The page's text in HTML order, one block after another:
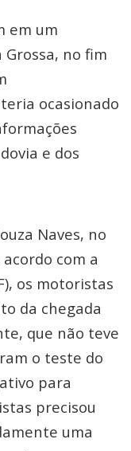
em um
no fim
ocasionado
e dos
Naves, no
com a
os motoristas
da chegada
que não teve
o teste do
para
precisou
uma